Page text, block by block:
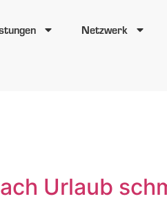
Netzwerk
Urlaub